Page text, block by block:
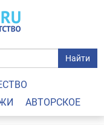
Найти
АВТОРСКОЕ